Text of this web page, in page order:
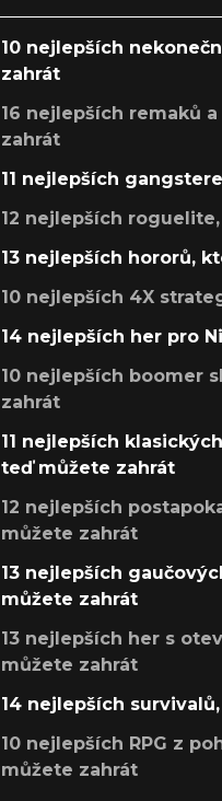
10 nejlepších
zahrát
16 nejlepších remaků
zahrát
11 nejlepších
12 nejlepších
13 nejlepších hororů,
10 nejlepších 4X
14 nejlepších her pro
10 nejlepších boomer
zahrát
11 nejlepších
teď můžete zahrát
12 nejlepších
můžete zahrát
13 nejlepších
můžete zahrát
13 nejlepších her s
můžete zahrát
14 nejlepších
10 nejlepších RPG z
můžete zahrát